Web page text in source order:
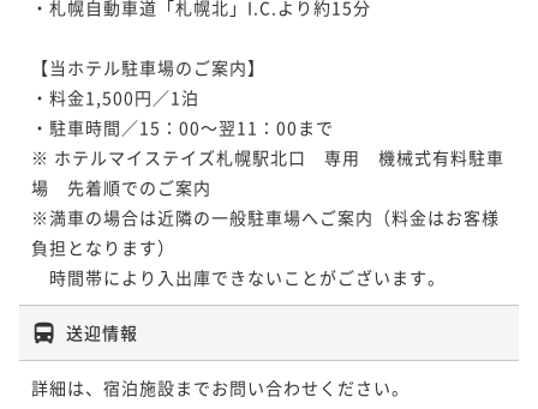
・札幌自動車道「札幌北」I.C.より約15分
【当ホテル駐車場のご案内】
・料金1,500円／1泊
・駐車時間／15：00～翌11：00まで
※ ホテルマイステイズ札幌駅北口　専用　機械式有料駐車
場　先着順でのご案内
※満車の場合は近隣の一般駐車場へご案内（料金はお客様
負担となります）
時間帯により入出庫できないことがございます。
送迎情報
詳細は、宿泊施設までお問い合わせください。